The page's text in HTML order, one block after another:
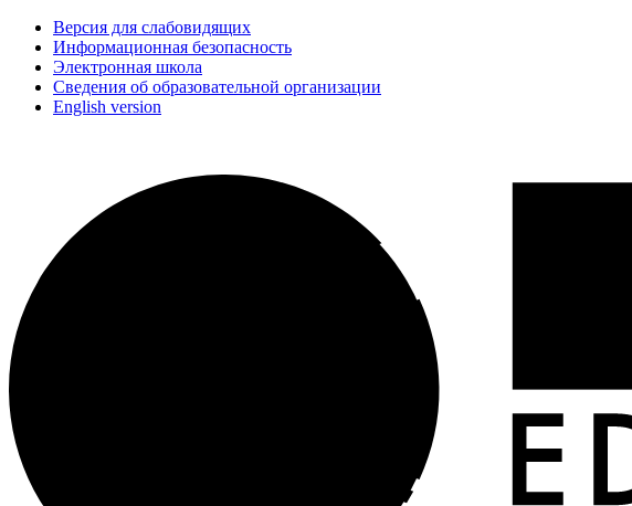
Версия для слабовидящих
Информационная безопасность
Электронная школа
Сведения об образовательной организации
English version